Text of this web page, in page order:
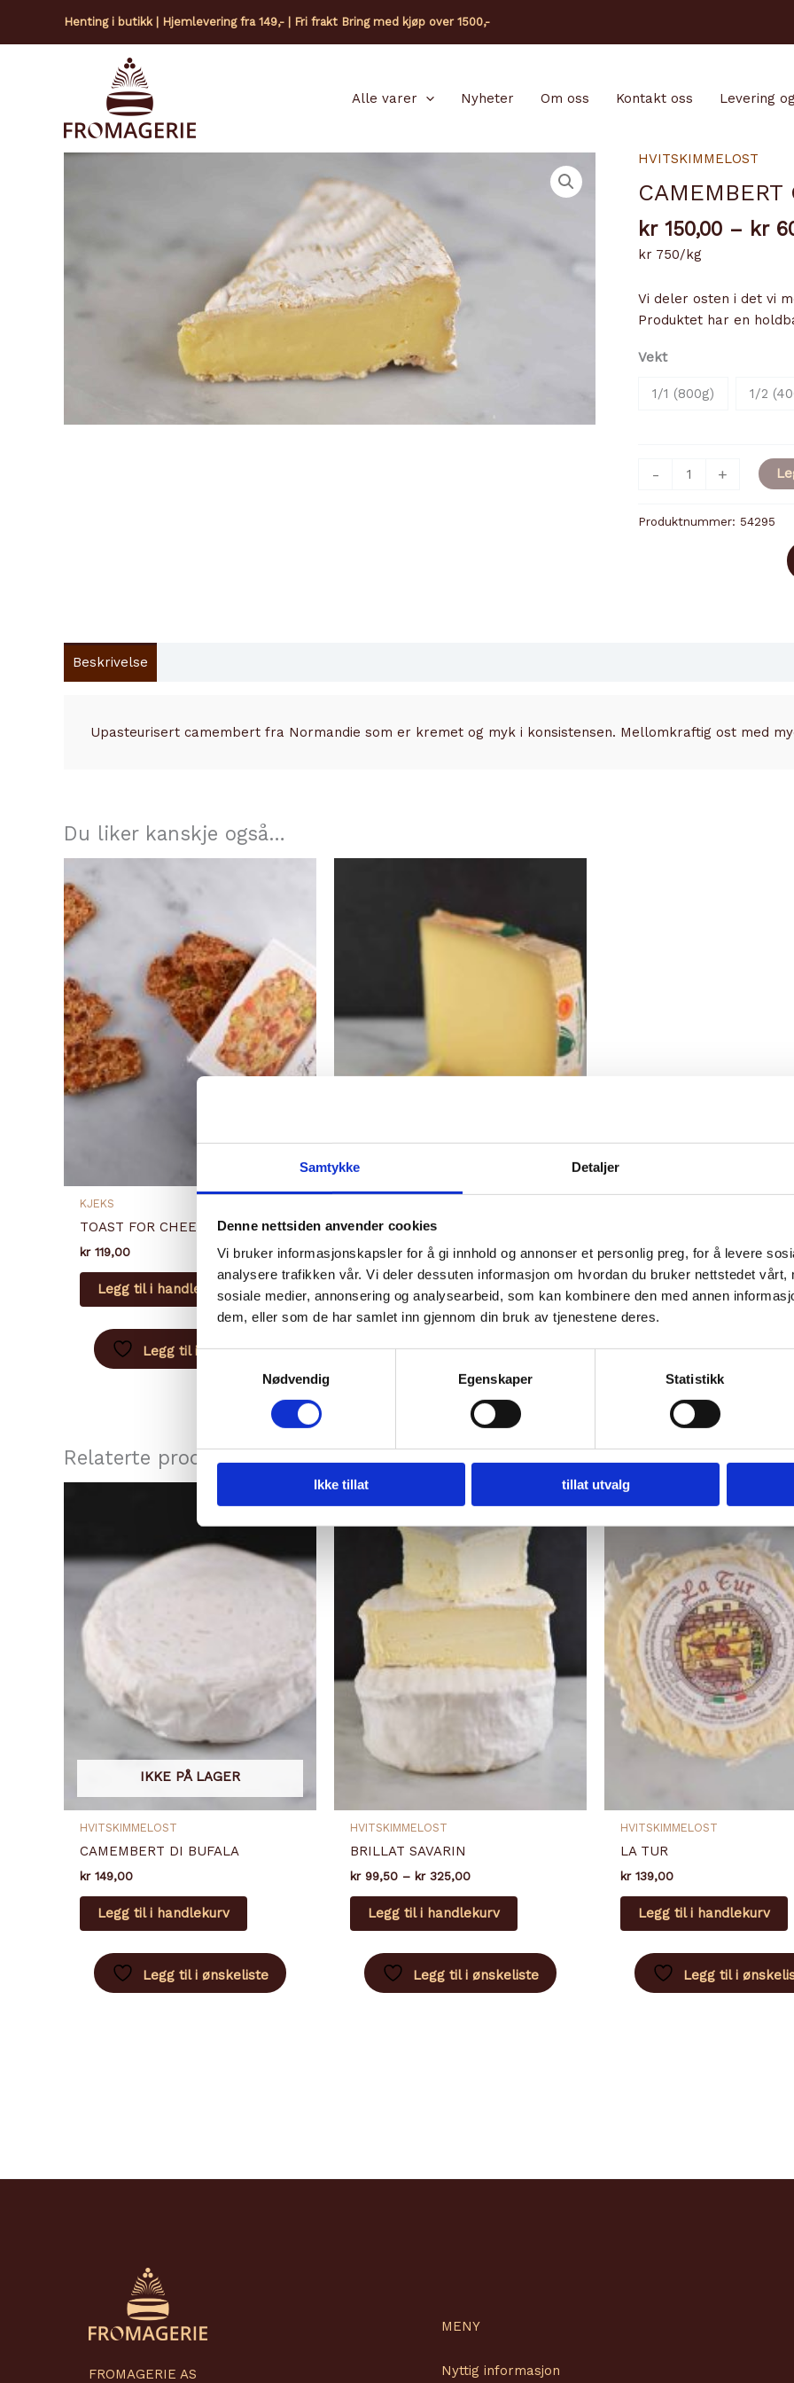
Samtykke Detaljer
Denne nettsiden anvender cookies
Vi bruker informasjonskapsler for å gi innhold og annonser et personlig preg, for å levere
analysere trafikken vår. Vi deler dessuten informasjon om hvordan du bruker nettstedet vårt,
sosiale medier, annonsering og analysearbeid, som kan kombinere den med annen
dem, eller som de har samlet inn gjennom din bruk av tjenestene deres.
Samtykkevalg
Nødvendig
Egenskaper Statistikk
Ikke tillat tillat utvalg
Henting i butikk | Hjemlevering fra 149,- | Fri frakt Bring med kjøp over 1500,-
Alle varer Nyheter Om oss Kontakt oss Levering
HVITSKIMMELOST
CAMEMBERT
kr150,00 – kr
kr 750/kg
Vi deler osten i det vi
Produktet har en
Vekt
1/1 (800g) 1/2
-
CAMEMBERT+
Produktnummer: 54295
Beskrivelse
Upasteurisert camembert fra Normandie som er kremet og myk i konsistensen. Mellomkraftig ost med
Du liker kanskje også…
KJEKS
TOAST FOR CHEESE APRIKOS
kr119,00
Legg til i handlekurv
Legg til i ønskeliste
COMTÉ 15 MÅNEDER
kr134,00 – kr335,00Prisområde:
kr 134,00
til
kr 335,00
Legg til i handlekurv
Dette
produktet
har
Alternativene
kan
velges
på
produktsiden
Legg til i ønskeliste
Relaterte produkter
IKKE PÅ LAGER
HVITSKIMMELOST
CAMEMBERT DI BUFALA
kr149,00
Legg til i handlekurv
Legg til i ønskeliste
HVITSKIMMELOST
BRILLAT SAVARIN
kr99,50 – kr325,00Prisområde:
til
kr 325,00
Legg til i handlekurv
Dette
varianter.
Legg til i ønskeliste
HVITSKIMMELOST
LA TUR
kr139,00
Legg til i handlekurv
Legg til i
FROMAGERIE AS
MENY
Nyttig informasjon